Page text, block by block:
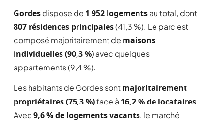
Gordesdispose de 1 952 logementsau total, dont
807 résidences principales(41,3 %). Le parc est
composé majoritairement de maisons
individuelles (90,3 %)avec quelques
appartements (9,4 %).
Les habitants de Gordes sontmajoritairement
propriétaires (75,3 %)face à 16,2 % de locataires.
Avec9,6 % de logements vacants, le marché